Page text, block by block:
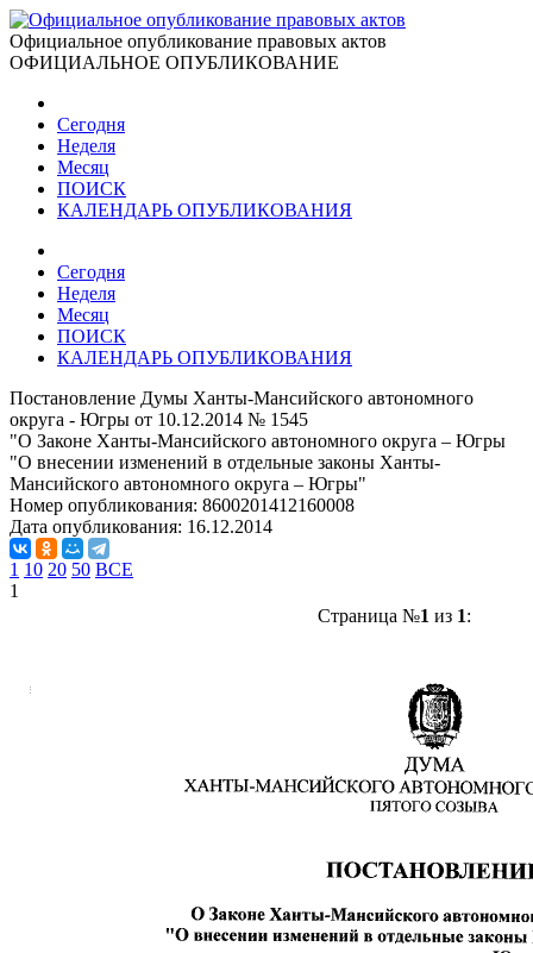
Официальное опубликование правовых актов
ОФИЦИАЛЬНОЕ ОПУБЛИКОВАНИЕ
Сегодня
Неделя
Месяц
ПОИСК
КАЛЕНДАРЬ ОПУБЛИКОВАНИЯ
Сегодня
Неделя
Месяц
ПОИСК
КАЛЕНДАРЬ ОПУБЛИКОВАНИЯ
Постановление Думы Ханты-Мансийского автономного
округа - Югры от 10.12.2014 № 1545
"О Законе Ханты-Мансийского автономного округа – Югры
"О внесении изменений в отдельные законы Ханты-
Мансийского автономного округа – Югры"
Номер опубликования: 8600201412160008
Дата опубликования: 16.12.2014
1 10 20 50 ВСЕ
1
Страница №1 из 1: